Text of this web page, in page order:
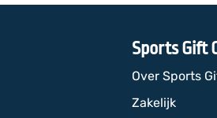
Sports Gift
Over Sports
Zakelijk